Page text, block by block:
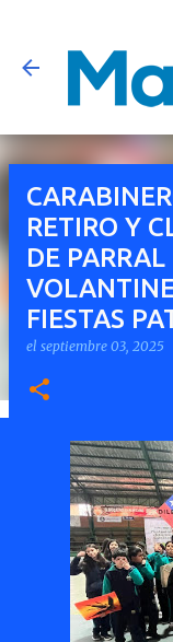
RETIRO Y
DE
FIESTAS
el septiembre 03, 2025